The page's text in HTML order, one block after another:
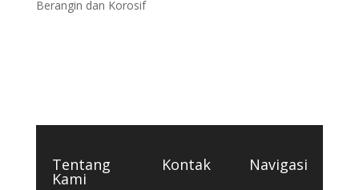
Berangin dan Korosif
Tentang
Kami
Kontak Navigasi